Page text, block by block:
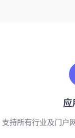
应
支持所有行业及门户